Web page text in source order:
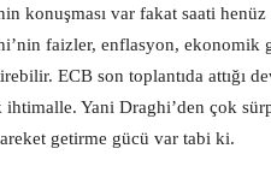
konuşması var fakat saati
faizler, enflasyon,
ECB son toplantıda attığı
Yani Draghi’den çok
getirme gücü var tabi ki.